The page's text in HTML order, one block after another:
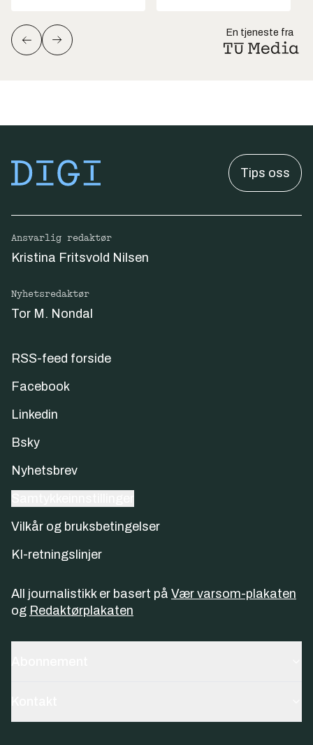
En tjeneste fra
Tips oss
Ansvarlig redaktør
Kristina Fritsvold Nilsen
Nyhetsredaktør
Tor M. Nondal
RSS-feed forside
Facebook
Linkedin
Bsky
Nyhetsbrev
Vilkår og bruksbetingelser
KI-retningslinjer
All journalistikk er basert på Vær varsom-plakaten
og Redaktørplakaten